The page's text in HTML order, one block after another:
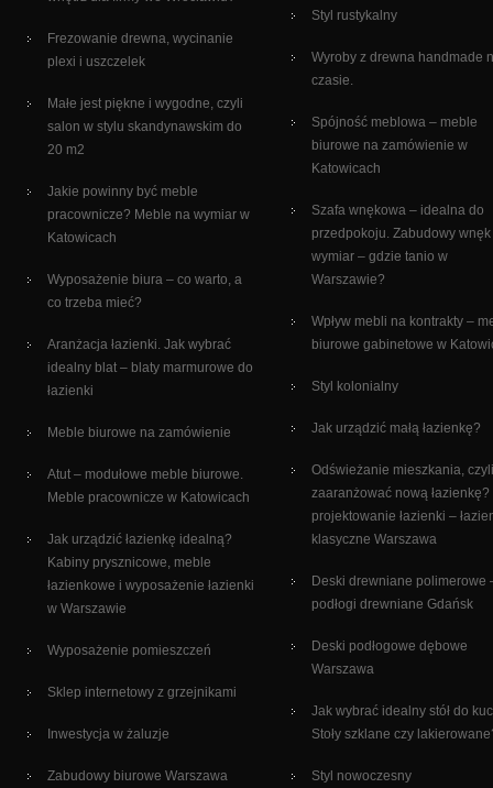
Frezowanie drewna, wycinanie
plexi i uszczelek
Małe jest piękne i wygodne, czyli
salon w stylu skandynawskim do
20 m2
Jakie powinny być meble
pracownicze? Meble na wymiar w
Katowicach
Wyposażenie biura – co warto, a
co trzeba mieć?
Aranżacja łazienki. Jak wybrać
idealny blat – blaty marmurowe do
łazienki
Meble biurowe na zamówienie
Atut – modułowe meble biurowe.
Meble pracownicze w Katowicach
Jak urządzić łazienkę idealną?
Kabiny prysznicowe, meble
łazienkowe i wyposażenie łazienki
w Warszawie
Wyposażenie pomieszczeń
Sklep internetowy z grzejnikami
Inwestycja w żaluzje
Zabudowy biurowe Warszawa
Styl rustykalny
Wyroby z drewna handmade
czasie.
Spójność meblowa – meble
biurowe na zamówienie w
Katowicach
Szafa wnękowa – idealna do
przedpokoju. Zabudowy
wymiar – gdzie tanio w
Warszawie?
Wpływ mebli na kontrakty –
biurowe gabinetowe w
Styl kolonialny
Jak urządzić małą łazienkę?
Odświeżanie mieszkania,
zaaranżować nową łazienkę?
projektowanie łazienki –
klasyczne Warszawa
Deski drewniane polimerowe
podłogi drewniane Gdańsk
Deski podłogowe dębowe
Warszawa
Jak wybrać idealny stół do
Stoły szklane czy
Styl nowoczesny